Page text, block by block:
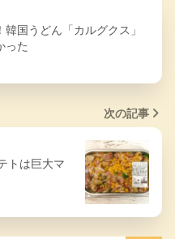
韓国うどん「カルグクス」
った
次の記事
トは巨大マ